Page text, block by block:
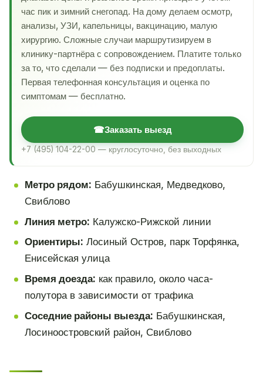
час пик и зимний снегопад. На дому делаем осмотр,
анализы, УЗИ, капельницы, вакцинацию, малую
хирургию. Сложные случаи маршрутизируем в
клинику-партнёра с сопровождением. Платите только
за то, что сделали — без подписки и предоплаты.
Первая телефонная консультация и оценка по
симптомам — бесплатно.
☎Заказать выезд
+7 (495) 104-22-00 — круглосуточно, без выходных
Метро рядом: Бабушкинская, Медведково,
Свиблово
Линия метро: Калужско-Рижской линии
Ориентиры: Лосиный Остров, парк Торфянка,
Енисейская улица
Время доезда: как правило, около часа-
полутора в зависимости от трафика
Соседние районы выезда: Бабушкинская,
Лосиноостровский район, Свиблово